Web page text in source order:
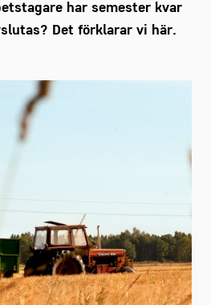
har semester kvar
Det förklarar vi här.